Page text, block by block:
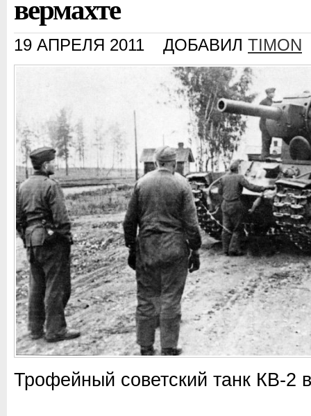
вермахте
19 АПРЕЛЯ 2011 ДОБАВИЛ TIMON
Трофейный советский танк КВ-2